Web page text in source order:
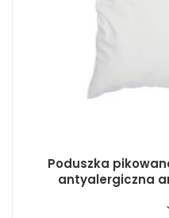
Poduszka pikowana
antyalergiczna